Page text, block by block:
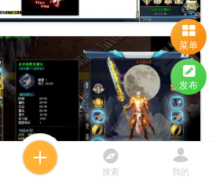
搜索 我的
菜单
发布